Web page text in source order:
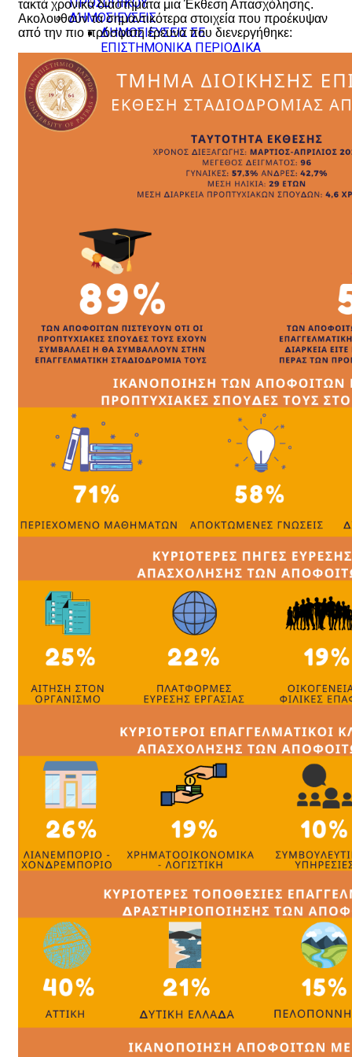
ΔΗΜΟΣΙΕΥΣΕΙΣ
ΔΗΜΟΣΙΕΥΣΕΙΣ ΣΕ
ΕΠΙΣΤΗΜΟΝΙΚΑ ΠΕΡΙΟΔΙΚΑ
ΕΠΙΣΤΗΜΟΝΙΚΑ ΣΥΝΕΔΡΙΑ
ΚΕΦΑΛΑΙΑ ΣΕ ΣΥΛΛΟΓΙΚΟΥΣ
ΤΟΜΟΥΣ
ΕΠΙΜΕΛΕΙΕΣ (ΒΙΒΛΙΑ ,
ΣΥΛΛΟΓΙΚΟΙ ΤΟΜΟΙ)
ΔΙΕΘΝΕΙΣ ΔΙΑΚΡΙΣΕΙΣ
ΣΕ ΕΘΝΙΚΟ ΕΠΙΠΕΔΟ
ERASMUS STUDENTS
COURSES
WEEKLY TIMETABLE
EXAMINATIONS SCHEDULE
ΦΟΙΤΗΤΙΚΗ ΜΕΡΙΜΝΑ
ΚΟΙΝΩΝΙΚΗ ΜΕΡΙΜΝΑ
ΓΡΑΦΕΙΟ ΙΣΟΤΗΤΑΣ ΤΩΝ
ΦΥΛΩΝ & ΚΑΤΑΠΟΛΕΜΗΣΗΣ
ΜΟΝΑΔΑ ΙΣΟΤΙΜΗΣ
ΠΡΟΣΒΑΣΗΣ
ΕΣΩΤΕΡΙΚΟΣ ΚΑΝΟΝΙΣΜΟΣ
ΛΕΙΤΟΥΡΓΙΑΣ
ΥΠΟΤΡΟΦΙΕΣ
ΔΙΑΔΙΚΑΣΙΑ ΥΠΟΒΟΛΗΣ
ΠΑΡΑΠΟΝΩΝ
ΨΗΦΙΑΚΕΣ ΥΠΗΡΕΣΙΕΣ
ΠΟΛΙΤΙΚΗ ΙΔΙΩΤΙΚΟΤΗΤΑΣ
ΕΚΔΟΣΗ ΤΙΤΛΩΝ ΣΠΟΥΔΩΝ
ΓΙΑ ΠΠΣ ΜΕΣΩ GOV.GR
ΑΝΑΚΟΙΝΩΣΕΙΣ
ΠΡΟΠΤΥΧΙΑΚΟΥ
ΓΡΑΜΜΑΤΕΙΑΣ
ΑΙΤΗΣΕΙΣ - ΕΝΤΥΠΑ
ΥΠΕΥΘΥΝΗ ΔΗΛΩΣΗ
ΑΙΤΗΣΗ ΓΕΝΙΚΗ
ΑΙΤΗΣΗ ΑΝΑΣΤΟΛΗΣ
ΦΟΙΤΗΣΗΣ
ΑΙΤΗΣΗ ΔΙΑΓΡΑΦΗΣ
ΑΙΤΗΣΗ ΜΕΡΙΚΗΣ ΦΟΙΤΗΣΗΣ
ΑΙΤΗΣΗ ΑΝΑΓΝΩΡΙΣΗΣ
ΜΑΘΗΜΑΤΩΝ
ΑΙΤΗΣΗ ΠΕΡΑΤΩΣΗΣ
ΣΠΟΥΔΩΝ
ΑΙΤΗΣΗ ΕΚΔΟΣΗΣ
ΑΙΤΗΣΗ ΚΑΤΑΘΕΣΗΣ
ΠΤΥΧΙΑΚΗΣ ΕΡΓΑΣΙΑΣ
ΑΙΤΗΣΗ ΕΚΠΟΝΗΣΗΣ
ΠΤΥΧΙΑΚΗΣ ΕΡΓΑΣΙΑΣ
ΑΙΤΗΣΗ ΘΕΡΑΠΕΙΑΣ
ΔΙΔΑΚΤΟΡΙΚΟ
ΦΟΙΤΗΣΗΣ
ΑΙΤΗΣΗ ΔΙΑΓΡΑΦΗΣ
ΦΟΙΤΗΣΗΣ
τακτά χρονικά διαστήματα μια Έκθεση Απασχόλησης.
Ακολουθούν τα σημαντικότερα στοιχεία που προέκυψαν
από την πιο πρόσφατη έρευνα που διενεργήθηκε: